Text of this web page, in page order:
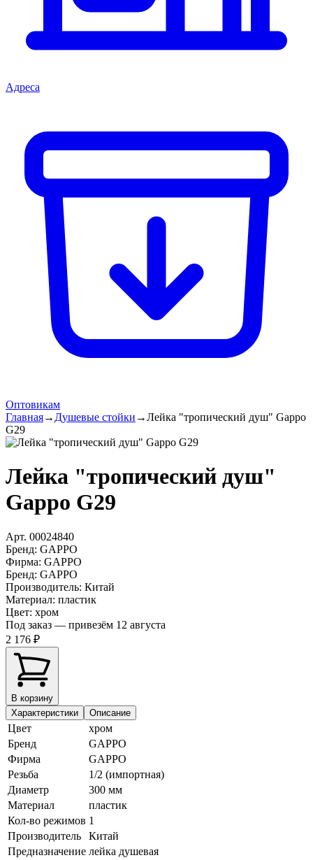
Адреса
Оптовикам
Главная→ Душевые стойки →Лейка "тропический душ" Gappo
G29
Лейка "тропический душ"
Gappo G29
Арт. 00024840
Бренд: GAPPO
Фирма: GAPPO
Бренд: GAPPO
Производитель: Китай
Материал: пластик
Цвет: хром
Под заказ — привезём 12 августа
2 176 ₽
В корзину
Характеристики
Описание
Цвет
хром
Бренд
GAPPO
Фирма
GAPPO
Резьба
1/2 (импортная)
Диаметр
300 мм
Материал
пластик
Кол-во режимов 1
Производитель
Китай
Предназначение лейка душевая